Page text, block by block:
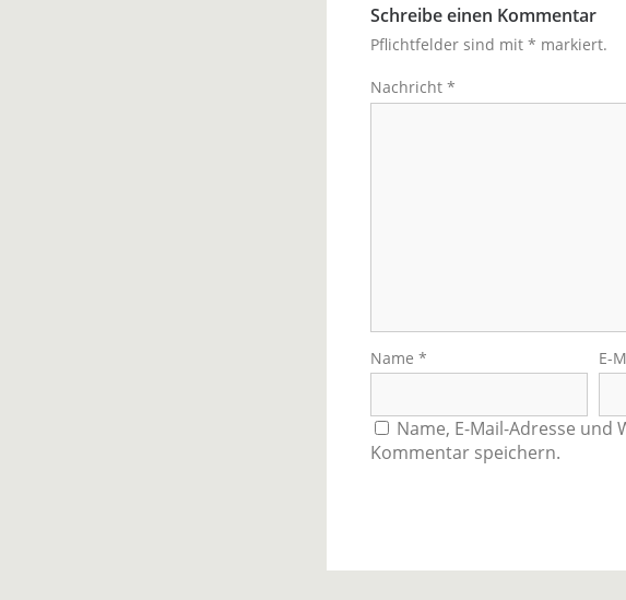
Schreibe einen Kommentar
Pflichtfelder sind mit * markiert.
Nachricht *
Name * E-
Name, E-Mail-Adresse
Kommentar speichern.